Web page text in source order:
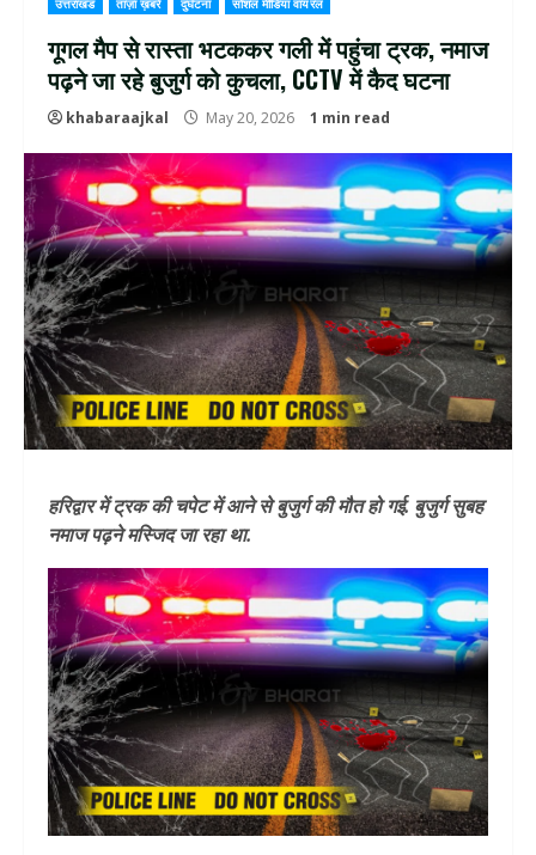
गूगल मैप से रास्ता भटककर गली में पहुंचा ट्रक, नमाज
पढ़ने जा रहे बुजुर्ग को कुचला, CCTV में कैद घटना
khabaraajkal May 20, 2026 1 min read
हरिद्वार में ट्रक की चपेट में आने से बुजुर्ग की मौत हो गई. बुजुर्ग सुबह
नमाज पढ़ने मस्जिद जा रहा था.